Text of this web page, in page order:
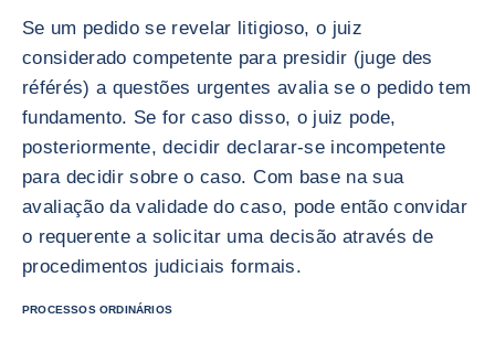
Se um pedido se revelar litigioso, o juiz
considerado competente para presidir (juge des
référés) a questões urgentes avalia se o pedido tem
fundamento. Se for caso disso, o juiz pode,
posteriormente, decidir declarar-se incompetente
para decidir sobre o caso. Com base na sua
avaliação da validade do caso, pode então convidar
o requerente a solicitar uma decisão através de
procedimentos judiciais formais.
PROCESSOS ORDINÁRIOS